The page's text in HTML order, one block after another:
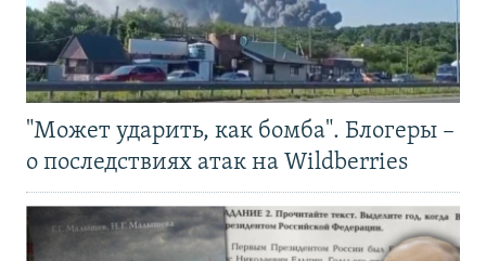
"Может ударить, как бомба". Блогеры –
о последствиях атак на Wildberries